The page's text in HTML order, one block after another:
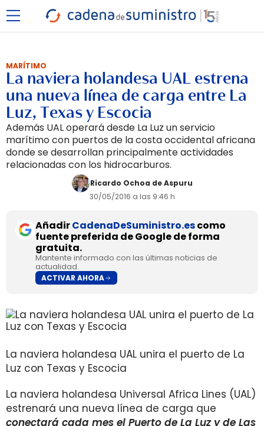
MARÍTIMO
La naviera holandesa UAL estrena
una nueva línea de carga entre La
Luz, Texas y Escocia
Además UAL operará desde La Luz un servicio
marítimo con puertos de la costa occidental africana
donde se desarrollan principalmente actividades
relacionadas con los hidrocarburos.
Ricardo Ochoa de Aspuru
30/05/2016 a las 9:46 h
AñadirCadenaDeSuministro.escomo
fuente preferida de Google de forma
gratuita.
Mantente informado con las últimas noticias de
actualidad.
ACTIVAR AHORA
La naviera holandesa UAL unira el puerto de La
Luz con Texas y Escocia
La naviera holandesa Universal Africa Lines (UAL)
estrenará una nueva línea de carga que
conectará cada mes el Puerto de La Luz y de Las